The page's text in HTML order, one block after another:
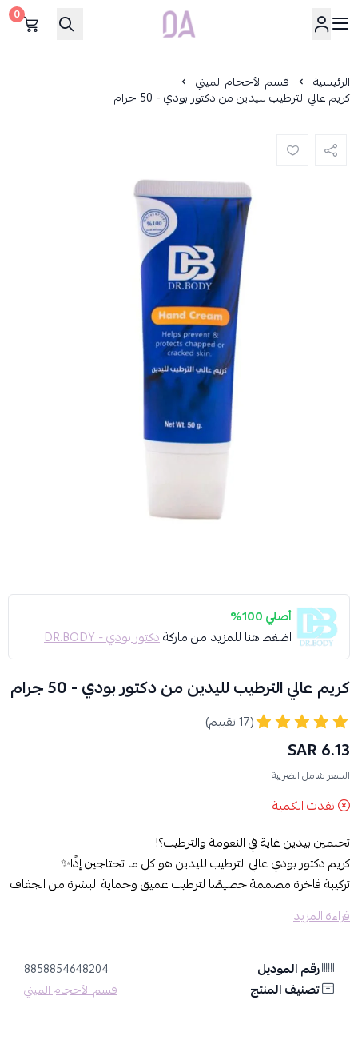
Dar Alamirat
0
الرئيسية قسم الأحجام الميني
كريم عالي الترطيب لليدين من دكتور بودي - 50 جرام
أصلي 100%
اضغط هنا للمزيد من ماركةدكتور بودي - DR.BODY
كريم عالي الترطيب لليدين من دكتور بودي - 50 جرام
(17 تقييم)
6.13 SAR
السعر شامل الضريبة
نفدت الكمية
تحلمين بيدين غاية في النعومة والترطيب؟!
كريم دكتور بودي عالي الترطيب لليدين هو كل ما تحتاجين إذًا✨
تركيبة فاخرة مصممة خصيصًا لترطيب عميق وحماية البشرة من الجفاف
مميزات كريم دكتور بودي لليدين
غني بمكونات طبيعية تغذي البشرة وتحافظ على مرونتها.
يقضي على الجفاف والخشونة بفضل تركيبته الغنية.
قراءة المزيد
رقم الموديل 8858854648204
تصنيف المنتج قسم الأحجام الميني